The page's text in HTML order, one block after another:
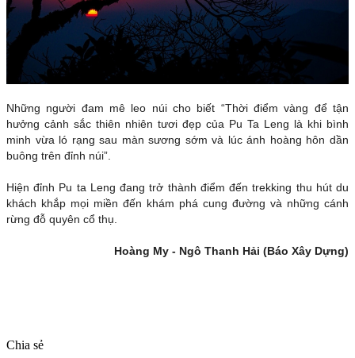
Những người đam mê leo núi cho biết “Thời điểm vàng để tận
hưởng cảnh sắc thiên nhiên tươi đẹp của Pu Ta Leng là khi bình
minh vừa ló rạng sau màn sương sớm và lúc ánh hoàng hôn dần
buông trên đỉnh núi”.
Hiện đỉnh Pu ta Leng đang trở thành điểm đến trekking thu hút du
khách khắp mọi miền đến khám phá cung đường và những cánh
rừng đỗ quyên cổ thụ.
Hoàng My - Ngô Thanh Hải (Báo Xây Dựng)
Chia sẻ